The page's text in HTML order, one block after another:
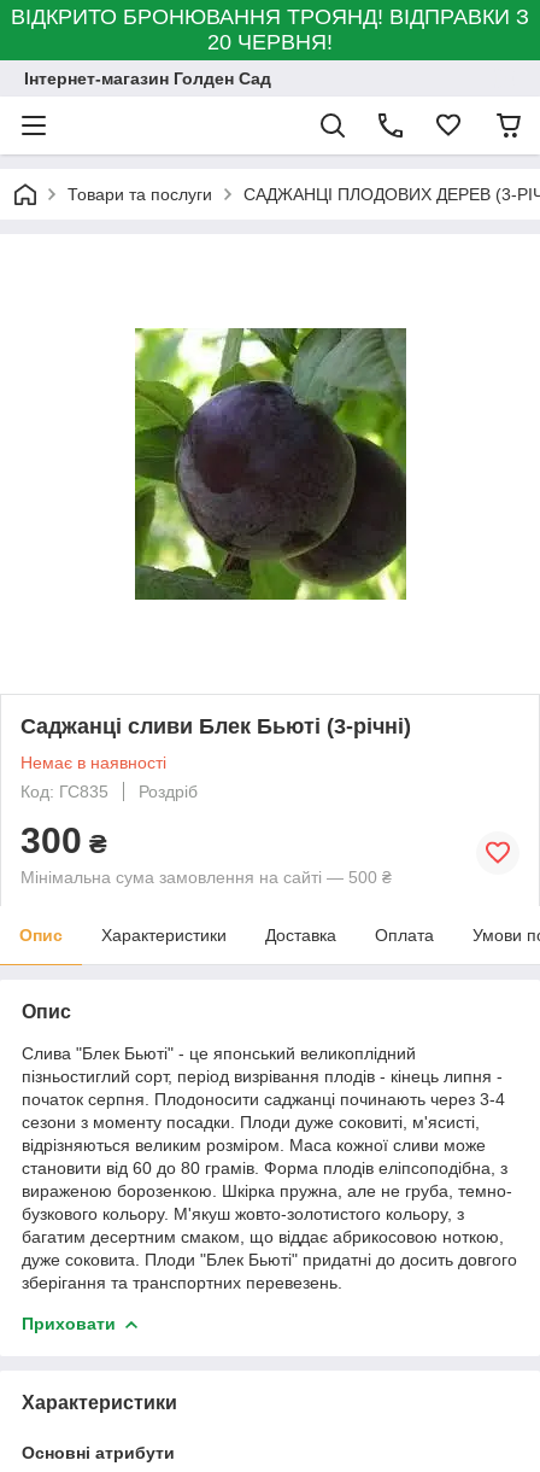
ВІДКРИТО БРОНЮВАННЯ ТРОЯНД! ВІДПРАВКИ З
20 ЧЕРВНЯ!
Інтернет-магазин Голден Сад
Товари та послуги САДЖАНЦІ ПЛОДОВИХ ДЕРЕВ (3-
Саджанці сливи Блек Бьюті (3-річні)
Немає в наявності
Код: ГС835
Роздріб
300 ₴
Мінімальна сума замовлення на сайті — 500 ₴
Опис Характеристики Доставка Оплата Умови
Опис
Слива "Блек Бьюті" - це японський великоплідний
пізньостиглий сорт, період визрівання плодів - кінець липня -
початок серпня. Плодоносити саджанці починають через 3-4
сезони з моменту посадки. Плоди дуже соковиті, м'ясисті,
відрізняються великим розміром. Маса кожної сливи може
становити від 60 до 80 грамів. Форма плодів еліпсоподібна, з
вираженою борозенкою. Шкірка пружна, але не груба, темно-
бузкового кольору. М'якуш жовто-золотистого кольору, з
багатим десертним смаком, що віддає абрикосовою ноткою,
дуже соковита. Плоди "Блек Бьюті" придатні до досить довгого
зберігання та транспортних перевезень.
Приховати
Характеристики
Основні атрибути